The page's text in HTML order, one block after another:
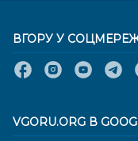
ВГОРУ У
VGORU.ORG В